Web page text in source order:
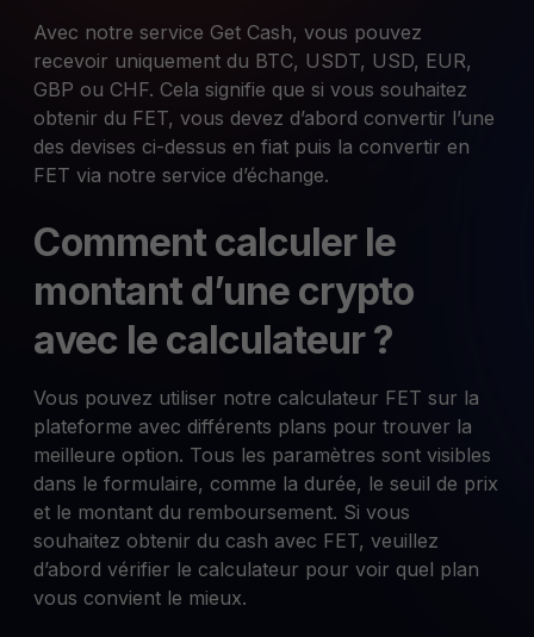
Avec notre service Get Cash, vous pouvez
recevoir uniquement du BTC, USDT, USD, EUR,
GBP ou CHF. Cela signifie que si vous souhaitez
obtenir du FET, vous devez d’abord convertir l’une
des devises ci-dessus en fiat puis la convertir en
FET via notre service d’échange.
Comment calculer le
montant d’une crypto
avec le calculateur ?
Vous pouvez utiliser notre calculateur FET sur la
plateforme avec différents plans pour trouver la
meilleure option. Tous les paramètres sont visibles
dans le formulaire, comme la durée, le seuil de prix
et le montant du remboursement. Si vous
souhaitez obtenir du cash avec FET, veuillez
d’abord vérifier le calculateur pour voir quel plan
vous convient le mieux.